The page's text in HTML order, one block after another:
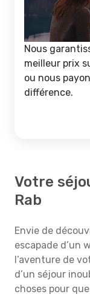
Nous
meilleur prix
ou nous
différence.
Votre
Rab
Envie de
escapade d’un
l’aventure de
d’un séjour
choses pour